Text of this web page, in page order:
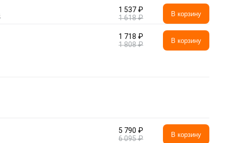
1 537 ₽
1 618 ₽
В корзину
1 718 ₽
1 808 ₽
В корзину
5 790 ₽
6 095 ₽
В корзину